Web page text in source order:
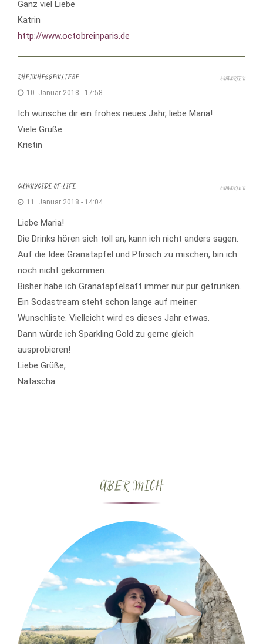
Ganz viel Liebe
Katrin
http://www.octobreinparis.de
RHEINHESSENLIEBE
10. Januar 2018 - 17:58
Ich wünsche dir ein frohes neues Jahr, liebe Maria!
Viele Grüße
Kristin
ANTWORTEN
SUNNYSIDE-OF-LIFE
11. Januar 2018 - 14:04
Liebe Maria!
Die Drinks hören sich toll an, kann ich nicht anders sagen.
Auf die Idee Granatapfel und Pfirsich zu mischen, bin ich
noch nicht gekommen.
Bisher habe ich Granatapfelsaft immer nur pur getrunken.
Ein Sodastream steht schon lange auf meiner
Wunschliste. Vielleicht wird es dieses Jahr etwas.
Dann würde ich Sparkling Gold zu gerne gleich
ausprobieren!
Liebe Grüße,
Natascha
ANTWORTEN
ÜBER MICH